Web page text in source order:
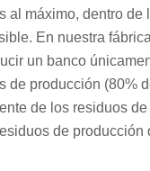
al máximo, dentro de
En nuestra
un banco
de producción (80%
de los residuos
de producción